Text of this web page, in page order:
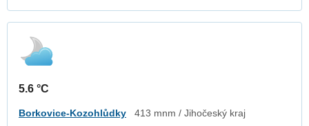
5.6 °C
Borkovice-Kozohlůdky 413 mnm / Jihočeský kraj